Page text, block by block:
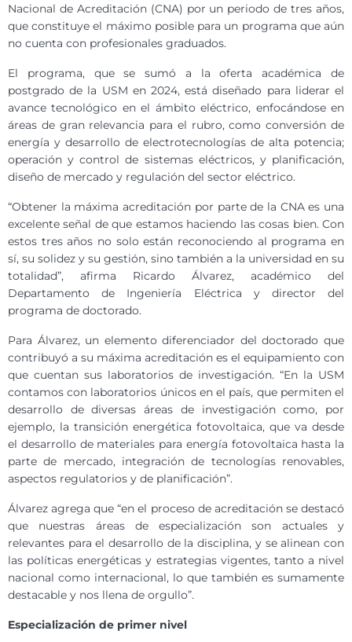
Nacional de Acreditación (CNA) por un periodo de tres años,
que constituye el máximo posible para un programa que aún
no cuenta con profesionales graduados.
El programa, que se sumó a la oferta académica de
postgrado de la USM en 2024, está diseñado para liderar el
avance tecnológico en el ámbito eléctrico, enfocándose en
áreas de gran relevancia para el rubro, como conversión de
energía y desarrollo de electrotecnologías de alta potencia;
operación y control de sistemas eléctricos, y planificación,
diseño de mercado y regulación del sector eléctrico.
“Obtener la máxima acreditación por parte de la CNA es una
excelente señal de que estamos haciendo las cosas bien. Con
estos tres años no solo están reconociendo al programa en
sí, su solidez y su gestión, sino también a la universidad en su
totalidad”, afirma Ricardo Álvarez, académico del
Departamento de Ingeniería Eléctrica y director del
programa de doctorado.
Para Álvarez, un elemento diferenciador del doctorado que
contribuyó a su máxima acreditación es el equipamiento con
que cuentan sus laboratorios de investigación. “En la USM
contamos con laboratorios únicos en el país, que permiten el
desarrollo de diversas áreas de investigación como, por
ejemplo, la transición energética fotovoltaica, que va desde
el desarrollo de materiales para energía fotovoltaica hasta la
parte de mercado, integración de tecnologías renovables,
aspectos regulatorios y de planificación”.
Álvarez agrega que “en el proceso de acreditación se destacó
que nuestras áreas de especialización son actuales y
relevantes para el desarrollo de la disciplina, y se alinean con
las políticas energéticas y estrategias vigentes, tanto a nivel
nacional como internacional, lo que también es sumamente
destacable y nos llena de orgullo”.
Especialización de primer nivel